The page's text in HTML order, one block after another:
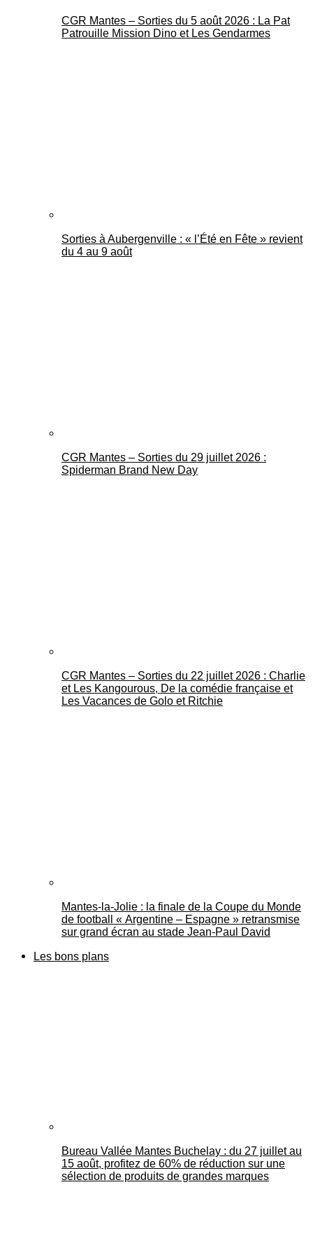
CGR Mantes – Sorties du 5 août 2026 : La Pat
Patrouille Mission Dino et Les Gendarmes
Sorties à Aubergenville : « l’Été en Fête » revient
du 4 au 9 août
CGR Mantes – Sorties du 29 juillet 2026 :
Spiderman Brand New Day
CGR Mantes – Sorties du 22 juillet 2026 : Charlie
et Les Kangourous, De la comédie française et
Les Vacances de Golo et Ritchie
Mantes-la-Jolie : la finale de la Coupe du Monde
de football « Argentine – Espagne » retransmise
sur grand écran au stade Jean-Paul David
Les bons plans
Bureau Vallée Mantes Buchelay : du 27 juillet au
15 août, profitez de 60% de réduction sur une
sélection de produits de grandes marques